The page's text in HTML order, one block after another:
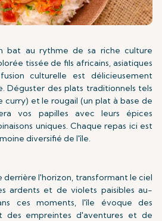
bat au rythme de sa riche culture
tissée de fils africains, asiatiques
culturelle est délicieusement
Déguster des plats traditionnels tels
curry) et le rougail (un plat à base de
vos papilles avec leurs épices
uniques. Chaque repas ici est
diversifié de l'île.
derrière l'horizon, transformant le ciel
ardents et de violets paisibles au-
ces moments, l'île évoque des
des empreintes d'aventures et de